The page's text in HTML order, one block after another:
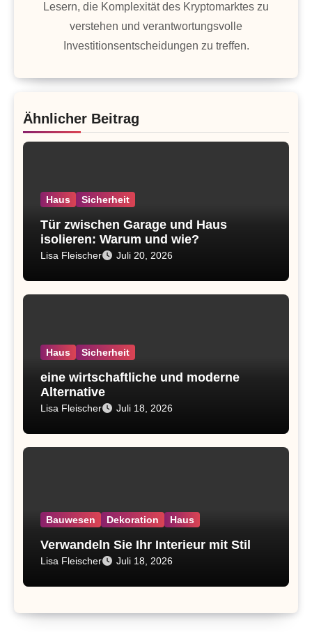
Lesern, die Komplexität des Kryptomarktes zu
verstehen und verantwortungsvolle
Investitionsentscheidungen zu treffen.
Ähnlicher Beitrag
Haus Sicherheit
Tür zwischen Garage und Haus
isolieren: Warum und wie?
Lisa Fleischer Juli 20, 2026
Haus Sicherheit
eine wirtschaftliche und moderne
Alternative
Lisa Fleischer Juli 18, 2026
Bauwesen Dekoration Haus
Verwandeln Sie Ihr Interieur mit Stil
Lisa Fleischer Juli 18, 2026